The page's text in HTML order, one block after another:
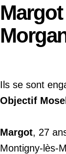
Ils se sont
Objectif
Margot, 27
Montigny-lès-